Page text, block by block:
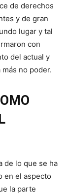
de derechos
y de gran
lugar y tal
con
del actual y
no poder.
de lo que se ha
en el aspecto
la parte